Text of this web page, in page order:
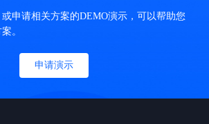
申请相关方案的DEMO演示，可以帮助您
。
申请演示